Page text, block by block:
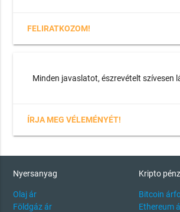
FELIRATKOZOM!
Minden javaslatot, észrevételt szívesen
ÍRJA MEG VÉLEMÉNYÉT!
Nyersanyag
Olaj ár
Földgáz ár
Kripto pénz
Bitcoin
Ethereum